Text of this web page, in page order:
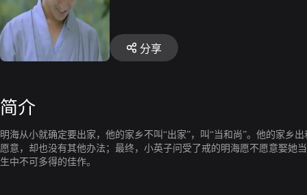
分享
简介
明海从小就确定要出家，他的家乡不叫“出家”，叫“当和尚”。他的家乡
愿意，却也没有其他办法；最终，小英子问受了戒的明海愿不愿意娶她
生中不可多得的佳作。